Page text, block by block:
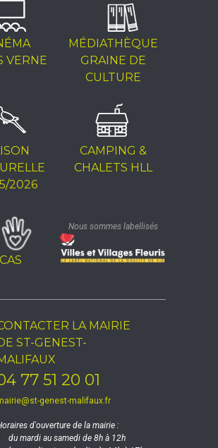
VERNE
MÉDIATHÈQUE
GRAINE DE
CULTURE
2026
CAMPING &
CHALETS HLL
Nous sommes labellisés
LA MAIRIE
ST-GENEST-
77 51 20 01
genest-malifaux.fr
d'ouverture de la mairie :
du mardi au samedi de 8h à 12h